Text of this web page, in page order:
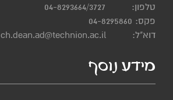
טלפון:
04-8293664/3727
פקס: 04-8295860
דוא"ל:
ch.dean.ad@technion.ac.il
מידע נוסף